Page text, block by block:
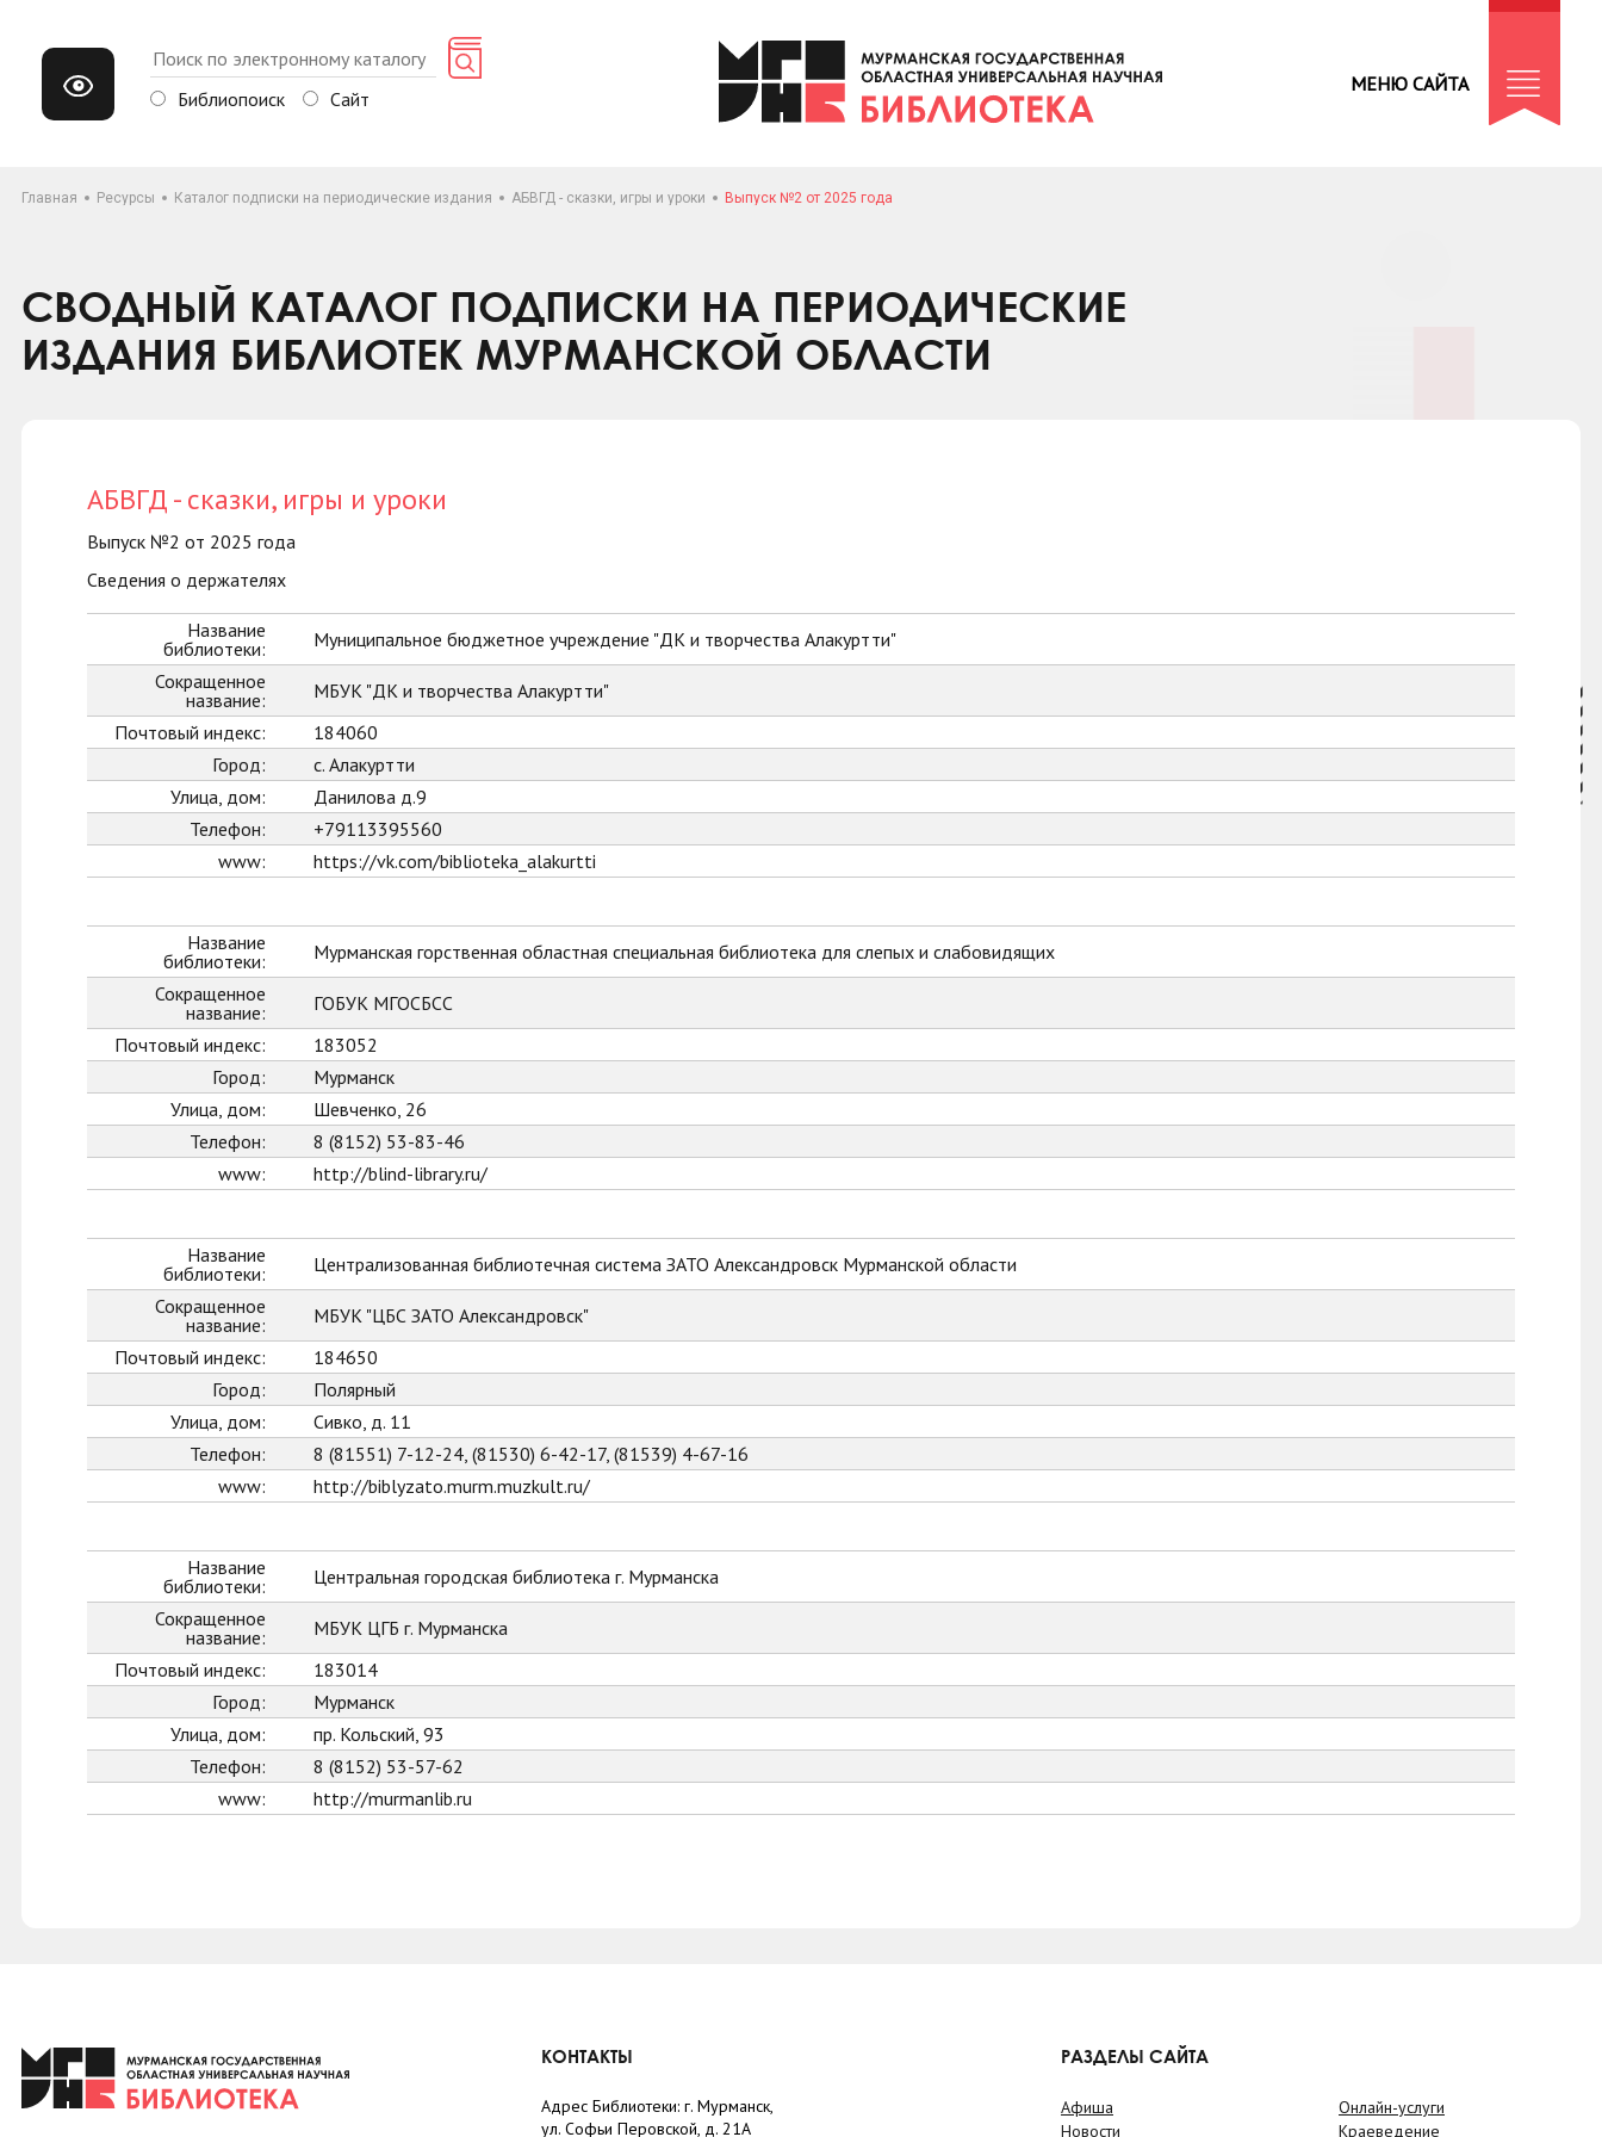
Библиопоиск Сайт
МЕНЮ САЙТА
Главная Ресурсы Каталог подписки на периодические издания АБВГД - сказки, игры и уроки Выпуск №2 от 2025 года
СВОДНЫЙ КАТАЛОГ ПОДПИСКИ НА ПЕРИОДИЧЕСКИЕ
ИЗДАНИЯ БИБЛИОТЕК МУРМАНСКОЙ ОБЛАСТИ
АБВГД - сказки, игры и уроки
Выпуск №2 от 2025 года
Сведения о держателях
Название
библиотеки:
Муниципальное бюджетное учреждение "ДК и творчества Алакуртти"
Сокращенное
название:
МБУК "ДК и творчества Алакуртти"
Почтовый индекс:
184060
Город:
с. Алакуртти
Улица, дом:
Данилова д.9
Телефон:
+79113395560
www:
https://vk.com/biblioteka_alakurtti
Название
библиотеки:
Мурманская горственная областная специальная библиотека для слепых и слабовидящих
Сокращенное
название:
ГОБУК МГОСБСС
Почтовый индекс:
183052
Город:
Мурманск
Улица, дом:
Шевченко, 26
Телефон:
8 (8152) 53-83-46
www:
http://blind-library.ru/
Название
библиотеки:
Централизованная библиотечная система ЗАТО Александровск Мурманской области
Сокращенное
название:
МБУК "ЦБС ЗАТО Александровск"
Почтовый индекс:
184650
Город:
Полярный
Улица, дом:
Сивко, д. 11
Телефон:
8 (81551) 7-12-24, (81530) 6-42-17, (81539) 4-67-16
www:
http://biblyzato.murm.muzkult.ru/
Название
библиотеки:
Центральная городская библиотека г. Мурманска
Сокращенное
название:
МБУК ЦГБ г. Мурманска
Почтовый индекс:
183014
Город:
Мурманск
Улица, дом:
пр. Кольский, 93
Телефон:
8 (8152) 53-57-62
www:
http://murmanlib.ru
КОНТАКТЫ
Адрес Библиотеки: г. Мурманск,
ул. Софьи Перовской, д. 21А
РАЗДЕЛЫ САЙТА
Афиша
Новости
Онлайн-услуги
Краеведение